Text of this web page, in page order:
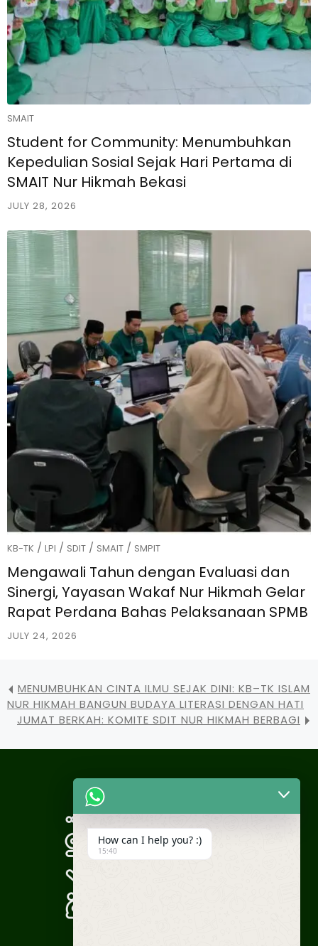
SMAIT
Student for Community: Menumbuhkan
Kepedulian Sosial Sejak Hari Pertama di
SMAIT Nur Hikmah Bekasi
JULY 28, 2026
KB-TK / LPI / SDIT / SMAIT / SMPIT
Mengawali Tahun dengan Evaluasi dan
Sinergi, Yayasan Wakaf Nur Hikmah Gelar
Rapat Perdana Bahas Pelaksanaan SPMB
JULY 24, 2026
MENUMBUHKAN CINTA ILMU SEJAK DINI: KB–TK ISLAM
NUR HIKMAH BANGUN BUDAYA LITERASI DENGAN HATI
JUMAT BERKAH: KOMITE SDIT NUR HIKMAH BERBAGI
How can I help you? :)
15:40